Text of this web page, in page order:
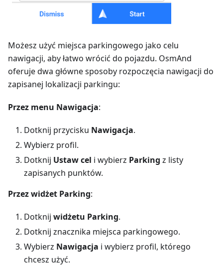
Możesz użyć miejsca parkingowego jako celu
nawigacji, aby łatwo wrócić do pojazdu. OsmAnd
oferuje dwa główne sposoby rozpoczęcia nawigacji do
zapisanej lokalizacji parkingu:
Przez menu Nawigacja:
Dotknij przycisku Nawigacja.
Wybierz profil.
Dotknij Ustaw cel i wybierz Parking z listy
zapisanych punktów.
Przez widżet Parking:
Dotknij widżetu Parking.
Dotknij znacznika miejsca parkingowego.
Wybierz Nawigacja i wybierz profil, którego
chcesz użyć.